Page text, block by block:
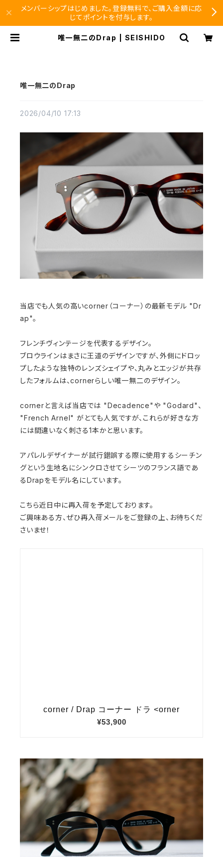
メンバーシップはじめました。登録無料で、ご購入金額に応
じてポイントを付与します。
唯一無二のDrap | SEISHIDO
唯一無二のDrap
2026/04/10 17:13
当店でも人気の高いcorner（コーナー）の最新モデル "Dr
ap"。
フレンチヴィンテージを代表するデザイン。
ブロウラインはまさに王道のデザインですが、外側にドロッ
プしたような独特のレンズシェイプや、丸みとエッジが共存
したフォルムは、cornerらしい唯一無二のデザイン。
cornerと言えば当店では "Decadence"や "Godard"、
"French Arnel" がとても人気ですが、これらが好きな方
には間違いなく刺さる1本かと思います。
アパレルデザイナーが試行錯誤する際に使用するシーチン
グという生地名にシンクロさせてシーツのフランス語であ
るDrapをモデル名にしています。
こちら近日中に再入荷を予定しております。
ご興味ある方、ぜひ再入荷メールをご登録の上、お待ちくだ
さいませ！